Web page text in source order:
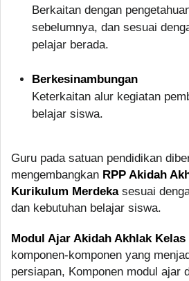
Berkaitan dengan
sebelumnya, dan sesuai
pelajar berada.
Berkesinambungan
Keterkaitan alur kegiatan
belajar siswa.
Guru pada satuan pendidikan
mengembangkan RPP Akidah
Kurikulum Merdekasesuai
dan kebutuhan belajar siswa.
Modul Ajar Akidah Akhlak Kelas
komponen-komponen yang
persiapan, Komponen modul ajar